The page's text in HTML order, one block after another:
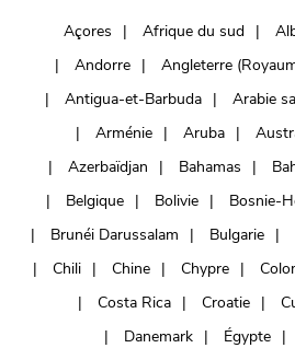
Açores Afrique du sud
Andorre
Angleterre
Antigua-et-Barbuda
Arabie
Arménie
Aruba
Azerbaïdjan
Bahamas
Belgique
Bolivie Bosnie-
Brunéi Darussalam
Bulgarie
Chili
Chine Chypre
Costa Rica
Croatie
Danemark
Égypte